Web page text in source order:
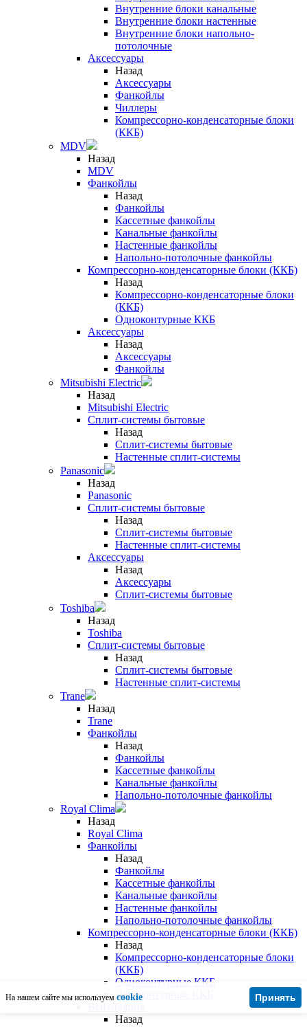
Внутренние блоки канальные
Внутренние блоки настенные
Внутренние блоки напольно-
потолочные
Аксессуары
Назад
Аксессуары
Фанкойлы
Чиллеры
Компрессорно-конденсаторные блоки
(ККБ)
MDV
Назад
MDV
Фанкойлы
Назад
Фанкойлы
Кассетные фанкойлы
Канальные фанкойлы
Настенные фанкойлы
Напольно-потолочные фанкойлы
Компрессорно-конденсаторные блоки (ККБ)
Назад
Компрессорно-конденсаторные блоки
(ККБ)
Одноконтурные ККБ
Аксессуары
Назад
Аксессуары
Фанкойлы
Mitsubishi Electric
Назад
Mitsubishi Electric
Сплит-системы бытовые
Назад
Сплит-системы бытовые
Настенные сплит-системы
Panasonic
Назад
Panasonic
Сплит-системы бытовые
Назад
Сплит-системы бытовые
Настенные сплит-системы
Аксессуары
Назад
Аксессуары
Сплит-системы бытовые
Toshiba
Назад
Toshiba
Сплит-системы бытовые
Назад
Сплит-системы бытовые
Настенные сплит-системы
Trane
Назад
Trane
Фанкойлы
Назад
Фанкойлы
Кассетные фанкойлы
Канальные фанкойлы
Напольно-потолочные фанкойлы
Royal Clima
Назад
Royal Clima
Фанкойлы
Назад
Фанкойлы
Кассетные фанкойлы
Канальные фанкойлы
Настенные фанкойлы
Напольно-потолочные фанкойлы
Компрессорно-конденсаторные блоки (ККБ)
Назад
Компрессорно-конденсаторные блоки
(ККБ)
Одноконтурные ККБ
Двухконтурные ККБ
Назад
На нашем сайте мы используем cookie Принять